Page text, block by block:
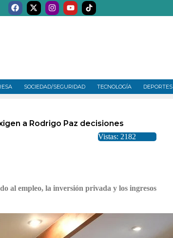
SOCIEDAD/SEGURIDAD TECNOLOGÍA DEPORTES
a Rodrigo Paz decisiones
Vistas: 2182
al empleo, la inversión privada y los ingresos